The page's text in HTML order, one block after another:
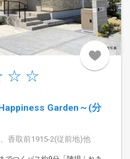
Garden～(分
香取前1915-2(従前地)他